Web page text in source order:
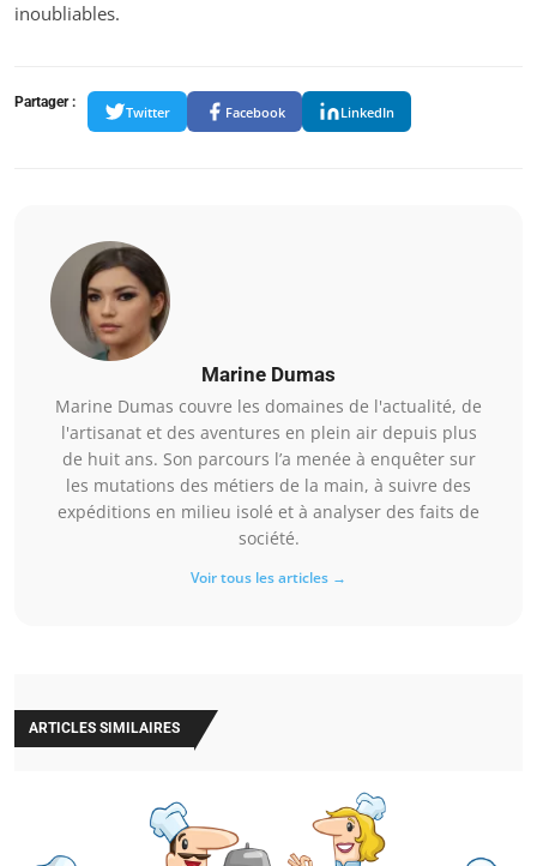
inoubliables.
Partager :
Twitter Facebook LinkedIn
Marine Dumas
Marine Dumas couvre les domaines de l'actualité, de
l'artisanat et des aventures en plein air depuis plus
de huit ans. Son parcours l’a menée à enquêter sur
les mutations des métiers de la main, à suivre des
expéditions en milieu isolé et à analyser des faits de
société.
Voir tous les articles →
ARTICLES SIMILAIRES